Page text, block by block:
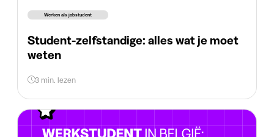
Werken als jobstudent
Student-zelfstandige: alles wat je moet
weten
3 min. lezen